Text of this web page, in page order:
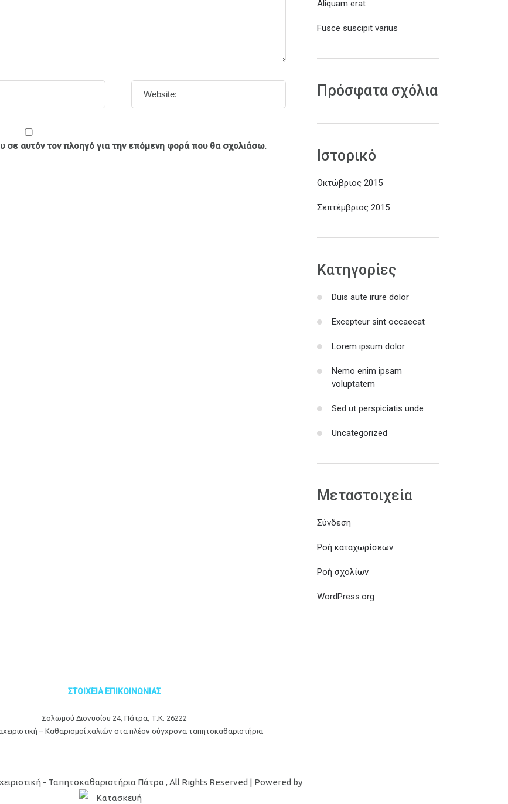
αυτόν τον πλοηγό για την επόμενη φορά που θα σχολιάσω.
Aliquam erat
Fusce suscipit varius
Πρόσφατα σχόλια
Ιστορικό
Οκτώβριος 2015
Σεπτέμβριος 2015
Kατηγορίες
Duis aute irure dolor
Excepteur sint occaecat
Lorem ipsum dolor
Nemo enim ipsam
voluptatem
Sed ut perspiciatis unde
Uncategorized
Μεταστοιχεία
Σύνδεση
Ροή καταχωρίσεων
Ροή σχολίων
WordPress.org
ΣΤΟΙΧΕΙΑ ΕΠΙΚΟΙΝΩΝΙΑΣ
Σολωμού Διονυσίου 24, Πάτρα, Τ.Κ. 26222
– Καθαρισμοί χαλιών στα πλέον σύγχρονα ταπητοκαθαριστήρια
- Ταπητοκαθαριστήρια Πάτρα , All Rights Reserved | Powered by